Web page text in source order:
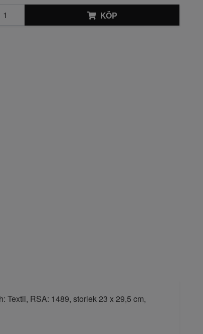
KÖP
Textil, RSA: 1489, storlek 23 x 29,5 cm,